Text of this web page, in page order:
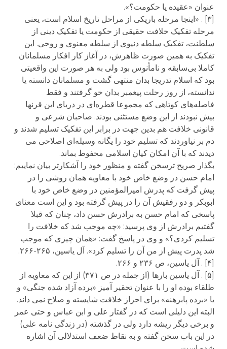
عنوان «عقیده یا حکومت؟».
[۳] . «اینجا مرحله باریکی از مراحل تاریخ اسلام است، یعنی
مرحله تفکیک خلافت حقیقی از حکومت یا تفکیک دینی از
سلطنت، تفکیک سلطه دنیوی از سلطه معنوی و روحی. این
تفکیک به همین صورت ظاهرش، در آغاز کار افکار مسلمانان
کاملا بی‌سابقه و نامأنوس بود ولی به هر صورت این واقعیتی
بود که اسلام تدریجا بدان منتهی گشت و مسلمانان دانسته یا
ندانسته، از روز رحلت پیغمبر بدان خو گرفتند و فقط
فاصله‌های کوتاهی که مجموعا قطره‌ای در دریای این قرنها
بیش نبودند از این وضع مستثنی بودند. صاحبان شرعی و
قانونی خلافت هم بدین جهت در برابر این تفکیک تسلیم شدند و
دم بر نیاوردند که تسلیم خود را یگانه وسیله‌ای اصلاحی می
دیدند که با آن امکان کیان اسلامی محفوط بماند.
بگذار صریح ترسخن گفته و منظور خود را آشکارتر بیان نماییم:
امام حسن در وضع خاص خود با معاویه همان روشی را در
پیش گرفت که پدرش امیرالمؤمنین در وضع خاص خود با
ابوبکر و دو رفقیش آن را در پیش گرفته بود و این است معنای
پاسخی که امام حسن به برادرش حسن داد، چنان که قبلا
گفتیم برادرش از وی پرسید: «چه موجب شد که خلافت را
تسلیم کردی؟» و وی در پاسخ گفت: «همان چیزی که موجب
شد پدرت پیش از من آن را تسلیم کرد». آل یاسین، ۲۶۵-۲۶۶.
[۴] . آل یاسین، ص ۲۳۶ و ۲۶۶.
[۵] . آل یاسین بارها (از جمله در ص ۳۷۱) از این که معاویه از
طلقاء بوده او را با عنوان تحقیر آمیز «برده آزاد شده جنگی» و
یا «برده پابرهنه» برای احراز خلافت شایسته و صلاح نمی داند.
البته این دلیلی است که در گفتار علی و ابن عباس و حتی عمر
و برخی دیگر ریشه دارد ولی در گذشته (در زندگی نامه علی)
در این باب سخن گفته و به نقاط ضعف استدلالی آن اشاره